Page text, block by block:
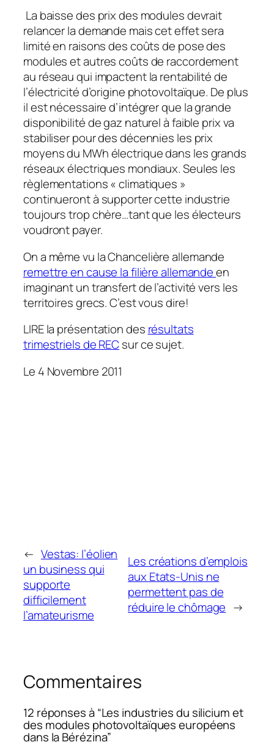
La baisse des prix des modules devrait
relancer la demande mais cet effet sera
limité en raisons des coûts de pose des
modules et autres coûts de raccordement
au réseau qui impactent la rentabilité de
l’électricité d’origine photovoltaïque. De plus
il est nécessaire d’intégrer que la grande
disponibilité de gaz naturel à faible prix va
stabiliser pour des décennies les prix
moyens du MWh électrique dans les grands
réseaux électriques mondiaux. Seules les
règlementations « climatiques »
continueront à supporter cette industrie
toujours trop chère…tant que les électeurs
voudront payer.
On a même vu la Chancelière allemande
remettre en cause la filière allemandeen
imaginant un transfert de l’activité vers les
territoires grecs. C’est vous dire!
LIRE la présentation des résultats
trimestriels de RECsur ce sujet.
Le 4 Novembre 2011
← Vestas: l’éolien
un business qui
supporte
difficilement
l’amateurisme
Les créations d’emplois
aux Etats-Unis ne
permettent pas de
réduire le chômage →
Commentaires
12 réponses à “Les industries du silicium et
des modules photovoltaïques européens
dans la Bérézina”